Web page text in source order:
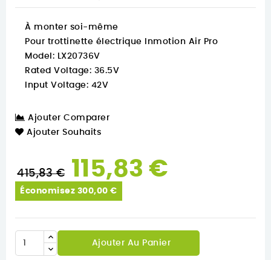
À monter soi-même
Pour trottinette électrique Inmotion Air Pro
Model: LX20736V
Rated Voltage: 36.5V
Input Voltage: 42V
Ajouter Comparer
Ajouter Souhaits
415,83 € 115,83 €
Économisez 300,00 €
Ajouter Au Panier